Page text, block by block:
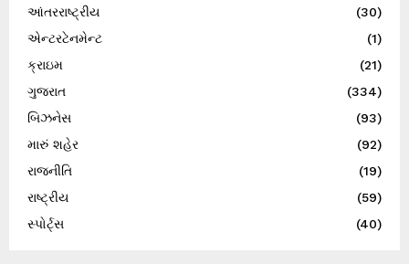
આંતરરાષ્ટ્રીય
(30)
એન્ટરટેનમેન્ટ
(1)
ક્રાઇમ
(21)
ગુજરાત
(334)
બિઝનેસ
(93)
મારું શહેર
(92)
રાજનીતિ
(19)
રાષ્ટ્રીય
(59)
સ્પોર્ટ્સ
(40)